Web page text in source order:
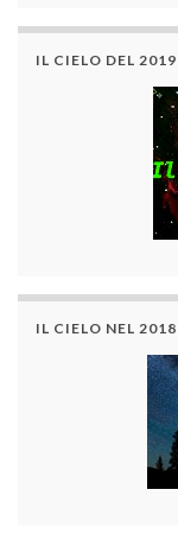
IL CIELO DEL 2019
IL CIELO NEL 2018